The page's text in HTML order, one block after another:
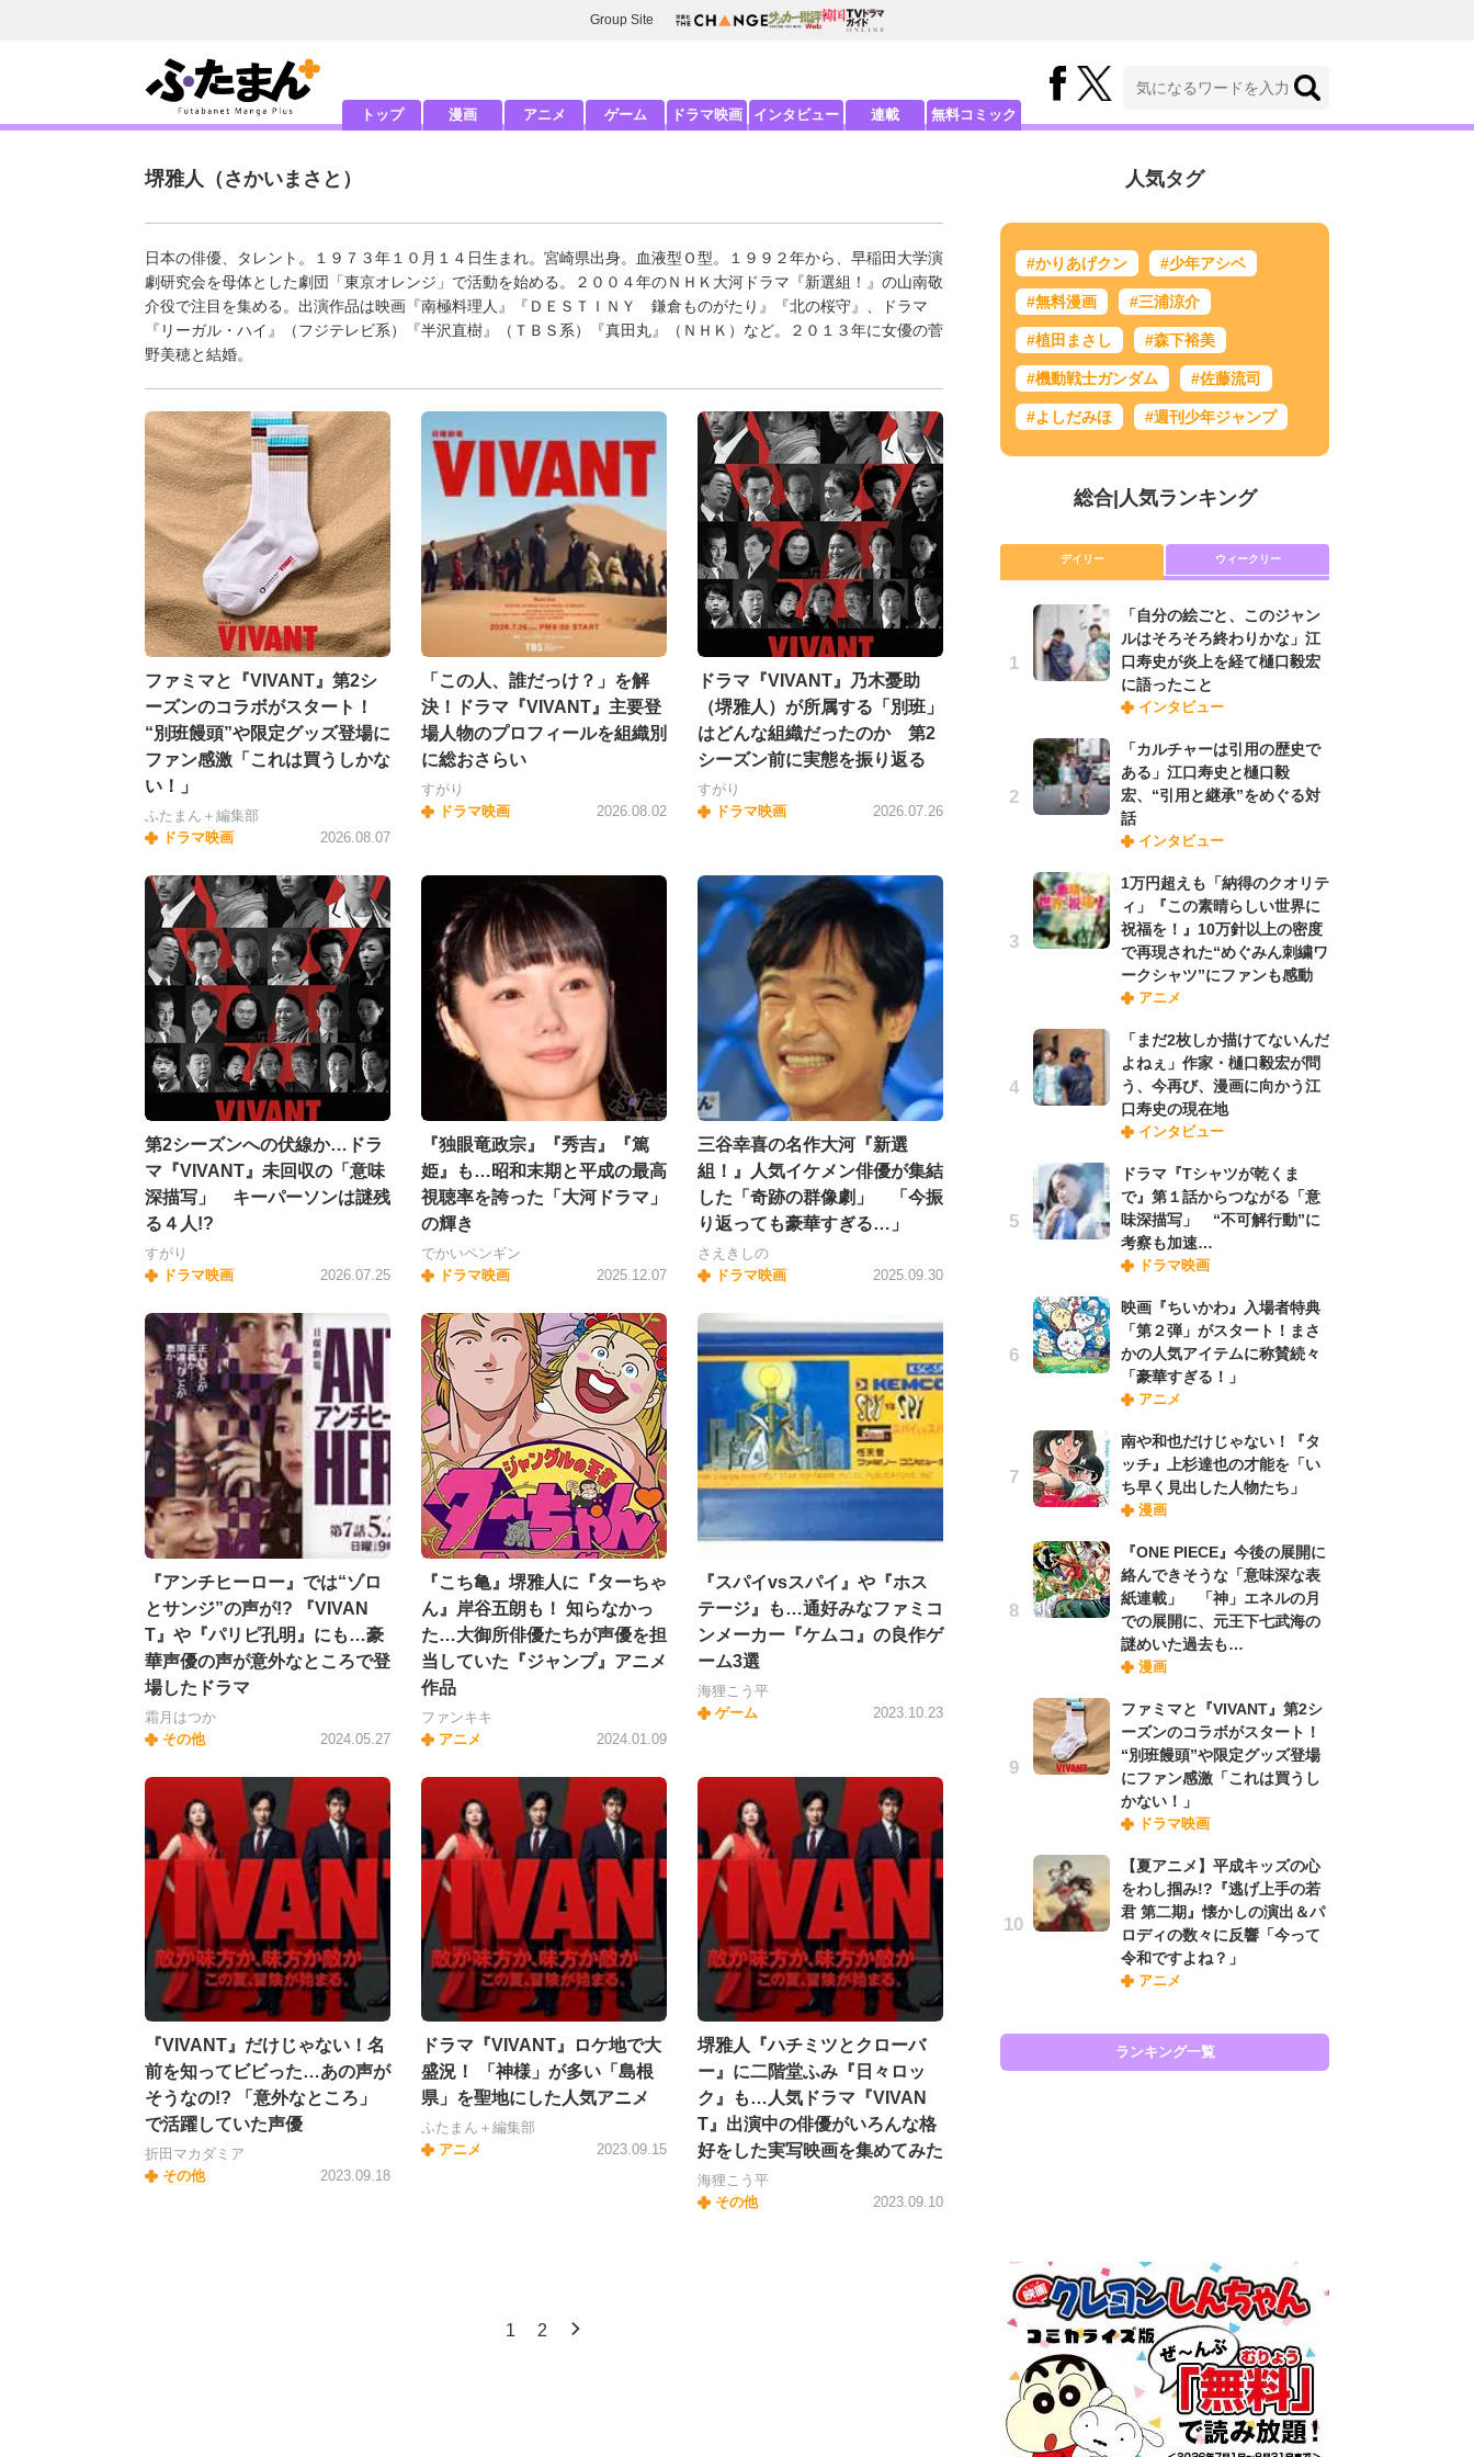
Group Site
トップ 漫画 アニメ ゲーム ドラマ映画 インタビュー 連載 無料コミック
堺雅人 （さかいまさと）
日本の俳優、タレント。１９７３年１０月１４日生まれ。宮崎県出身。血液型Ｏ型。１９９２年から、早稲田大学演
劇研究会を母体とした劇団「東京オレンジ」で活動を始める。２００４年のＮＨＫ大河ドラマ『新選組！』の山南敬
介役で注目を集める。出演作品は映画『南極料理人』『ＤＥＳＴＩＮＹ 鎌倉ものがたり』『北の桜守』、ドラマ
『リーガル・ハイ』（フジテレビ系）『半沢直樹』（ＴＢＳ系）『真田丸』（ＮＨＫ）など。２０１３年に女優の菅
野美穂と結婚。
ファミマと『VIVANT』第2シ
ーズンのコラボがスタート！
“別班饅頭”や限定グッズ登場に
ファン感激「これは買うしかな
い！」
ふたまん＋編集部
ドラマ映画
2026.08.07
「この人、誰だっけ？」を解
決！ドラマ『VIVANT』主要登
場人物のプロフィールを組織別
に総おさらい
すがり
ドラマ映画
2026.08.02
ドラマ『VIVANT』乃木憂助
（堺雅人）が所属する「別班」
はどんな組織だったのか 第2
シーズン前に実態を振り返る
すがり
ドラマ映画
2026.07.26
第2シーズンへの伏線か…ドラ
マ『VIVANT』未回収の「意味
深描写」 キーパーソンは謎残
る４人!?
すがり
ドラマ映画
2026.07.25
『独眼竜政宗』『秀吉』『篤
姫』も…昭和末期と平成の最高
視聴率を誇った「大河ドラマ」
の輝き
でかいペンギン
ドラマ映画
2025.12.07
三谷幸喜の名作大河『新選
組！』人気イケメン俳優が集結
した「奇跡の群像劇」 「今振
り返っても豪華すぎる…」
さえきしの
ドラマ映画
2025.09.30
『アンチヒーロー』では“ゾロ
とサンジ”の声が!? 『VIVAN
T』や『パリピ孔明』にも…豪
華声優の声が意外なところで登
場したドラマ
霜月はつか
その他
2024.05.27
『こち亀』堺雅人に『ターちゃ
ん』岸谷五朗も！ 知らなかっ
た…大御所俳優たちが声優を担
当していた『ジャンプ』アニメ
作品
ファンキキ
アニメ
2024.01.09
『スパイvsスパイ』や『ホス
テージ』も…通好みなファミコ
ンメーカー『ケムコ』の良作ゲ
ーム3選
海狸こう平
ゲーム
2023.10.23
『VIVANT』だけじゃない！名
前を知ってビビった…あの声が
そうなの!? 「意外なところ」
で活躍していた声優
折田マカダミア
その他
2023.09.18
ドラマ『VIVANT』ロケ地で大
盛況！ 「神様」が多い「島根
県」を聖地にした人気アニメ
ふたまん＋編集部
アニメ
2023.09.15
堺雅人『ハチミツとクローバ
ー』に二階堂ふみ『日々ロッ
ク』も…人気ドラマ『VIVAN
T』出演中の俳優がいろんな格
好をした実写映画を集めてみた
海狸こう平
その他
2023.09.10
1 2
人気タグ
#かりあげクン #少年アシベ
#無料漫画 #三浦涼介
#植田まさし #森下裕美
#機動戦士ガンダム #佐藤流司
#よしだみほ #週刊少年ジャンプ
総合| 人気ランキング
デイリー ウィークリー
「自分の絵ごと、このジャン
ルはそろそろ終わりかな」江
口寿史が炎上を経て樋口毅宏
に語ったこと
インタビュー
「カルチャーは引用の歴史で
ある」江口寿史と樋口毅
宏、“引用と継承”をめぐる対
話
インタビュー
1万円超えも「納得のクオリテ
ィ」『この素晴らしい世界に
祝福を！』10万針以上の密度
で再現された“めぐみん刺繍ワ
ークシャツ”にファンも感動
アニメ
「まだ2枚しか描けてないんだ
よねぇ」作家・樋口毅宏が問
う、今再び、漫画に向かう江
口寿史の現在地
インタビュー
ドラマ『Tシャツが乾くま
で』第１話からつながる「意
味深描写」 “不可解行動”に
考察も加速…
ドラマ映画
映画『ちいかわ』入場者特典
「第２弾」がスタート！まさ
かの人気アイテムに称賛続々
「豪華すぎる！」
アニメ
南や和也だけじゃない！『タ
ッチ』上杉達也の才能を「い
ち早く見出した人物たち」
漫画
『ONE PIECE』今後の展開に
絡んできそうな「意味深な表
紙連載」 「神」エネルの月
での展開に、元王下七武海の
謎めいた過去も…
漫画
ファミマと『VIVANT』第2シ
ーズンのコラボがスタート！
“別班饅頭”や限定グッズ登場
にファン感激「これは買うし
かない！」
ドラマ映画
【夏アニメ】平成キッズの心
をわし掴み!?『逃げ上手の若
君 第二期』懐かしの演出＆パ
ロディの数々に反響「今って
令和ですよね？」
アニメ
ランキング一覧